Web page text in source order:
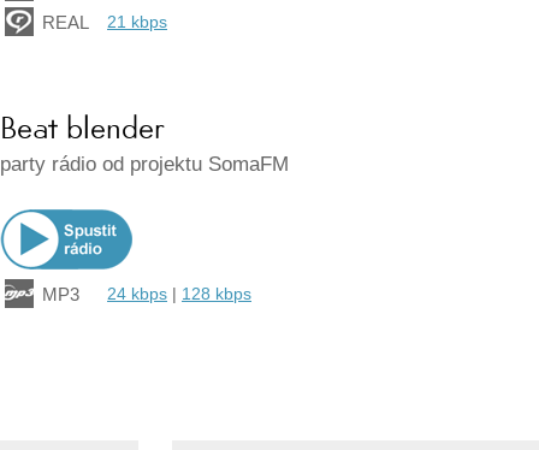
REAL 21 kbps
Beat blender
party rádio od projektu SomaFM
MP3 24 kbps | 128 kbps